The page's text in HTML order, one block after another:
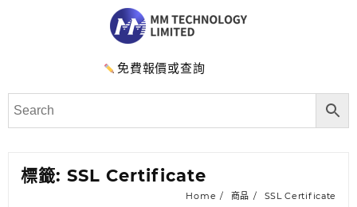
免費報價或查詢
標籤: SSL Certificate
Home 商品 SSL Certificate